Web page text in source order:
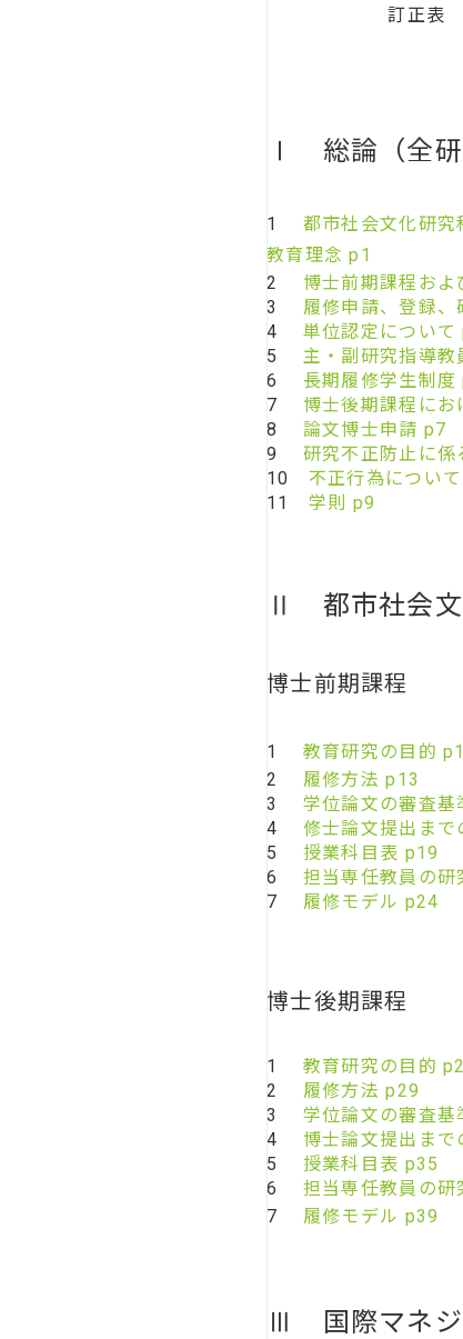
訂正表
Ⅰ 総論（全研
1 都市社会文化研究
教育理念 p1
2 博士前期課程お
3 履修申請、登録、
4 単位認定について
5 主・副研究指導教
6 長期履修学生制度
7 博士後期課程に
8 論文博士申請 p7
9 研究不正防止に
10 不正行為につい
11 学則 p9
Ⅱ 都市社会文
博士前期課程
1 教育研究の目的
2 履修方法 p13
3 学位論文の審査
4 修士論文提出ま
5 授業科目表 p19
6 担当専任教員の
7 履修モデル p24
博士後期課程
1 教育研究の目的
2 履修方法 p29
3 学位論文の審査
4 博士論文提出ま
5 授業科目表 p35
6 担当専任教員の
7 履修モデル p39
Ⅲ 国際マネジ